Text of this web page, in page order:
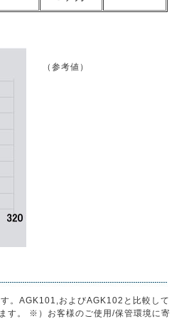
（参考値）
。AGK101,およびAGK102と比較して
す。 ※）お客様のご使用/保管環境に寄